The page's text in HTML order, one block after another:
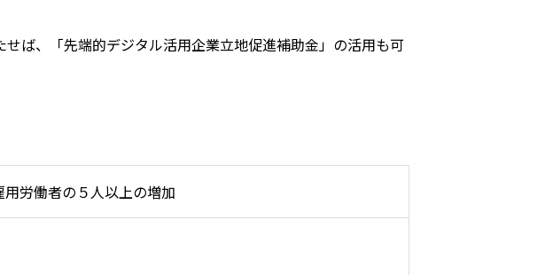
ば、「先端的デジタル活用企業立地促進補助金」の活用も可
労働者の５人以上の増加